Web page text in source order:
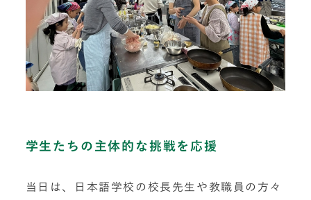
学生たちの主体的な挑戦を応援
当日は、日本語学校の校長先生や教職員の方々